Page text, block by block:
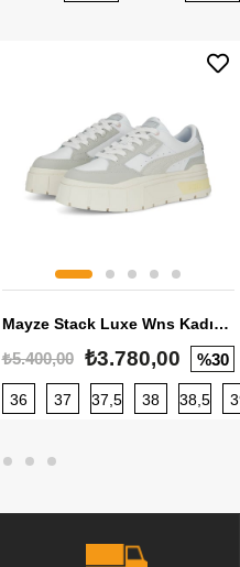
40 40,5 41 42 42,5
Mayze Stack Luxe Wns Kadın Sneaker
₺5.400,00 ₺3.780,00 %30
36 37 37,5 38 38,5